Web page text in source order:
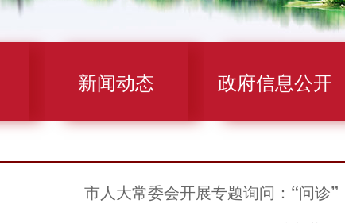
新闻动态 政府信息公开
市人大常委会开展专题询问：“问诊